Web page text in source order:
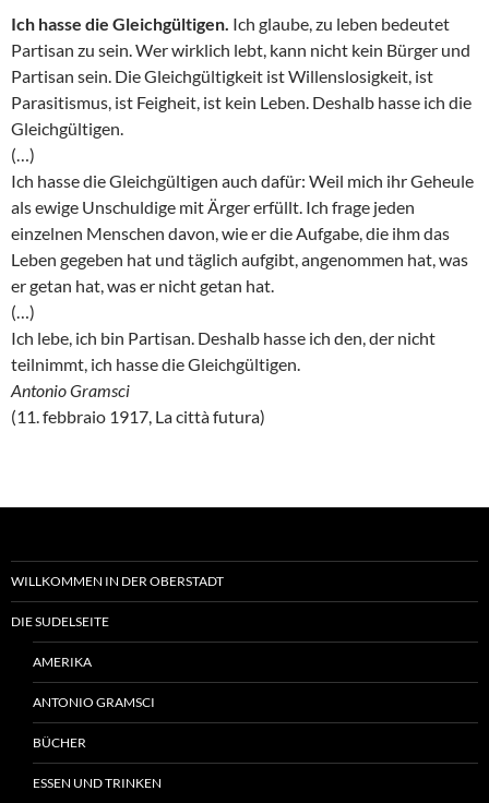
Ich hasse die Gleichgültigen. Ich glaube, zu leben bedeutet
Partisan zu sein. Wer wirklich lebt, kann nicht kein Bürger und
Partisan sein. Die Gleichgültigkeit ist Willenslosigkeit, ist
Parasitismus, ist Feigheit, ist kein Leben. Deshalb hasse ich die
Gleichgültigen.
(…)
Ich hasse die Gleichgültigen auch dafür: Weil mich ihr Geheule
als ewige Unschuldige mit Ärger erfüllt. Ich frage jeden
einzelnen Menschen davon, wie er die Aufgabe, die ihm das
Leben gegeben hat und täglich aufgibt, angenommen hat, was
er getan hat, was er nicht getan hat.
(…)
Ich lebe, ich bin Partisan. Deshalb hasse ich den, der nicht
teilnimmt, ich hasse die Gleichgültigen.
Antonio Gramsci
(11. febbraio 1917, La città futura)
WILLKOMMEN IN DER OBERSTADT
DIE SUDELSEITE
AMERIKA
ANTONIO GRAMSCI
BÜCHER
ESSEN UND TRINKEN